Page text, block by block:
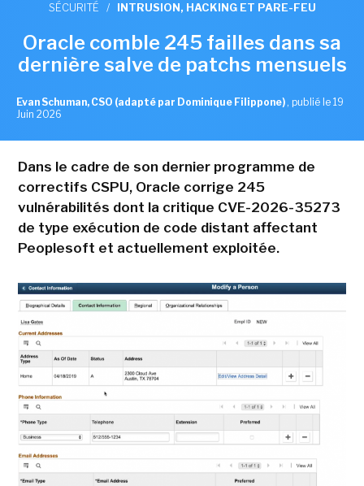
SÉCURITÉ / INTRUSION, HACKING ET PARE-FEU
Oracle comble 245 failles dans sa
dernière salve de patchs mensuels
Evan Schuman, CSO (adapté par Dominique Filippone) , publié le 19
Juin 2026
Dans le cadre de son dernier programme de
correctifs CSPU, Oracle corrige 245
vulnérabilités dont la critique CVE-2026-35273
de type exécution de code distant affectant
Peoplesoft et actuellement exploitée.